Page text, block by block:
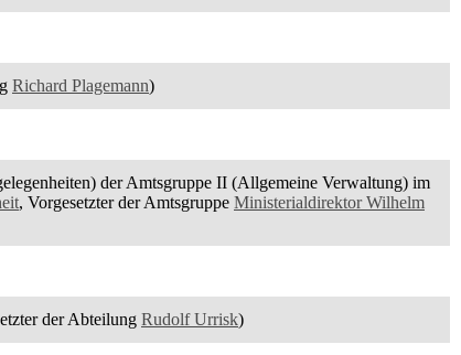
Richard Plagemann)
der Amtsgruppe II (Allgemeine Verwaltung) im
, Vorgesetzter der Amtsgruppe Ministerialdirektor Wilhelm
der Abteilung Rudolf Urrisk)